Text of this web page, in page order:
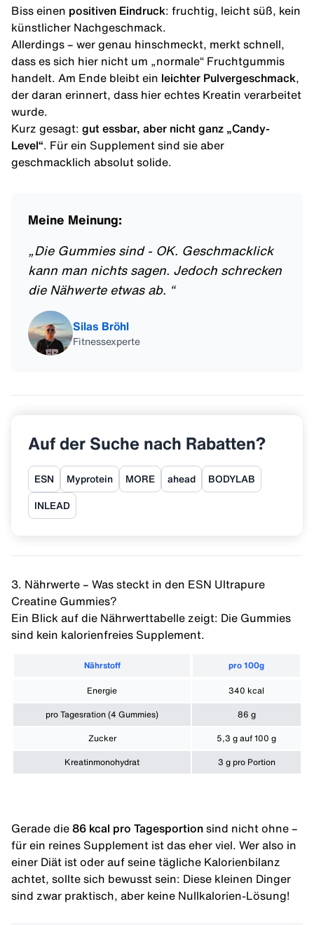
Biss einen positiven Eindruck: fruchtig, leicht süß, kein
künstlicher Nachgeschmack.
Allerdings – wer genau hinschmeckt, merkt schnell,
dass es sich hier nicht um „normale“ Fruchtgummis
handelt. Am Ende bleibt ein leichter Pulvergeschmack
der daran erinnert, dass hier echtes Kreatin verarbeitet
wurde.
Kurz gesagt: gut essbar, aber nicht ganz „Candy-
Level“ . Für ein Supplement sind sie aber
geschmacklich absolut solide.
Meine Meinung:
Die Gummies sind - OK. Geschmacklick
kann man nichts sagen. Jedoch schrecken
die Nähwerte etwas ab.
“
Silas Bröhl
Fitnessexperte
Auf der Suche nach Rabatten?
ESN Myprotein MORE ahead BODYLAB
INLEAD
3. Nährwerte – Was steckt in den ESN Ultrapure
Creatine Gummies?
Ein Blick auf die Nährwerttabelle zeigt: Die Gummies
sind kein kalorienfreies Supplement.
Nährstoff pro 100g
Energie 340 kcal
pro Tagesration (4 Gummies) 86 g
Zucker 5,3 g auf 100 g
Kreatinmonohydrat 3 g pro Portion
Gerade die 86 kcal pro Tagesportion sind nicht ohne –
für ein reines Supplement ist das eher viel. Wer also in
einer Diät ist oder auf seine tägliche Kalorienbilanz
achtet, sollte sich bewusst sein: Diese kleinen Dinger
sind zwar praktisch, aber keine Nullkalorien-Lösung!